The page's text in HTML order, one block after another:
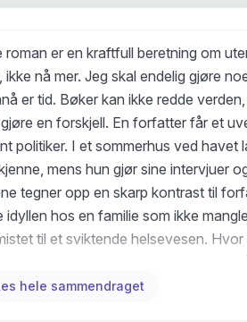
er en kraftfull beretning om
nå mer. Jeg skal endelig gjøre
er tid. Bøker kan ikke redde
en forskjell. En forfatter får et
politiker. I et sommerhus ved havet
mens hun gjør sine intervjuer
tegner opp en skarp kontrast til
hos en familie som ikke
til et sviktende helsevesen.
hele sammendraget